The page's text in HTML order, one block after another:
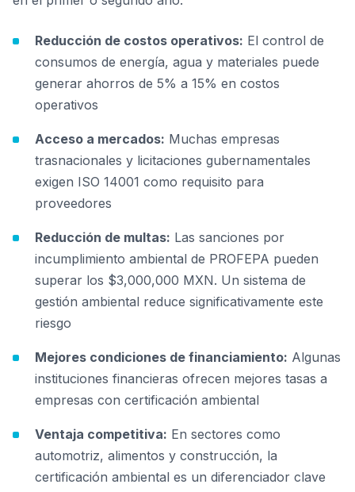
Reducción de costos operativos: El control de
consumos de energía, agua y materiales puede
generar ahorros de 5% a 15% en costos
operativos
Acceso a mercados: Muchas empresas
trasnacionales y licitaciones gubernamentales
exigen ISO 14001 como requisito para
proveedores
Reducción de multas: Las sanciones por
incumplimiento ambiental de PROFEPA pueden
superar los $3,000,000 MXN. Un sistema de
gestión ambiental reduce significativamente este
riesgo
Mejores condiciones de financiamiento: Algunas
instituciones financieras ofrecen mejores tasas a
empresas con certificación ambiental
Ventaja competitiva: En sectores como
automotriz, alimentos y construcción, la
certificación ambiental es un diferenciador clave